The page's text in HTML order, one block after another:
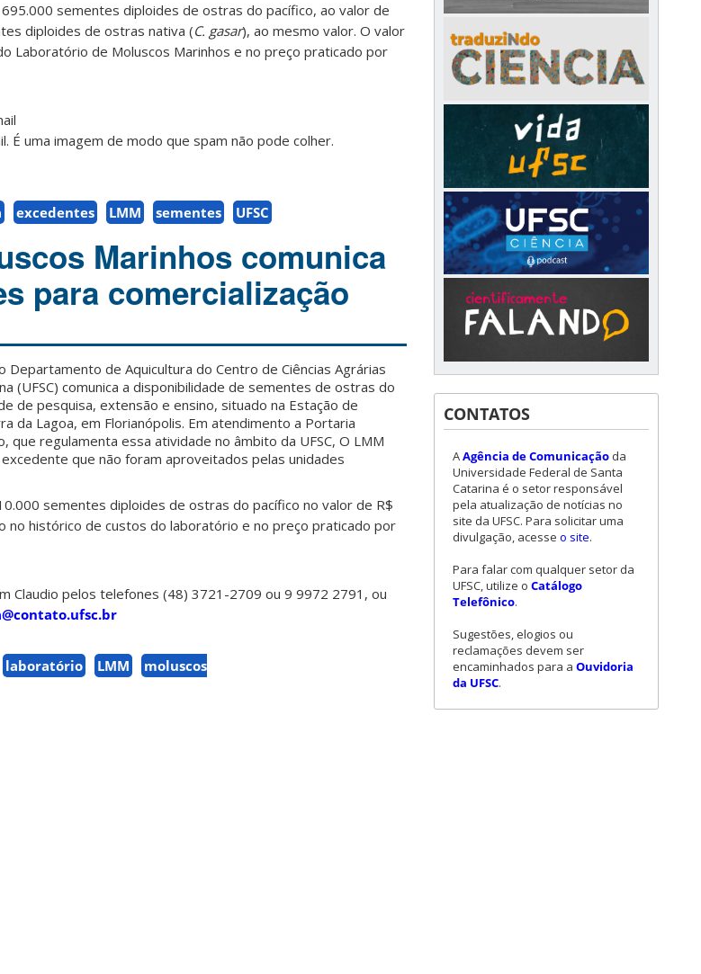
sementes diploides de ostras do pacífico, ao valor de
diploides de ostras nativa (C. gasar), ao mesmo valor. O valor
Laboratório de Moluscos Marinhos e no preço praticado por
excedentes LMM sementes UFSC
Marinhos comunica
para comercialização
de Aquicultura do Centro de Ciências Agrárias
(UFSC) comunica a disponibilidade de sementes de ostras do
de pesquisa, extensão e ensino, situado na Estação de
da Lagoa, em Florianópolis. Em atendimento a Portaria
regulamenta essa atividade no âmbito da UFSC, O LMM
que não foram aproveitados pelas unidades
sementes diploides de ostras do pacífico no valor de R$
no histórico de custos do laboratório e no preço praticado por
Claudio pelos telefones (48) 3721-2709 ou 9 9972 2791, ou
laboratório LMM
moluscos
CONTATOS
AAgência de Comunicação da
Universidade Federal de Santa
Catarina é o setor responsável
pela atualização de notícias no
site da UFSC. Para solicitar uma
divulgação, acesse o site.
Para falar com qualquer setor da
UFSC, utilize o Catálogo
Telefônico.
Sugestões, elogios ou
reclamações devem ser
encaminhados para a Ouvidoria
da UFSC.